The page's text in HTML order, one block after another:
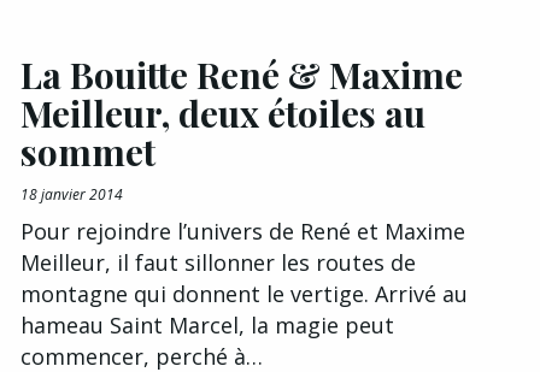
La Bouitte René & Maxime
Meilleur, deux étoiles au
sommet
18 janvier 2014
Pour rejoindre l’univers de René et Maxime
Meilleur, il faut sillonner les routes de
montagne qui donnent le vertige. Arrivé au
hameau Saint Marcel, la magie peut
commencer, perché à…